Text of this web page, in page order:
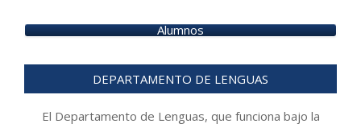
Alumnos
DEPARTAMENTO DE LENGUAS
El Departamento de Lenguas, que funciona bajo la